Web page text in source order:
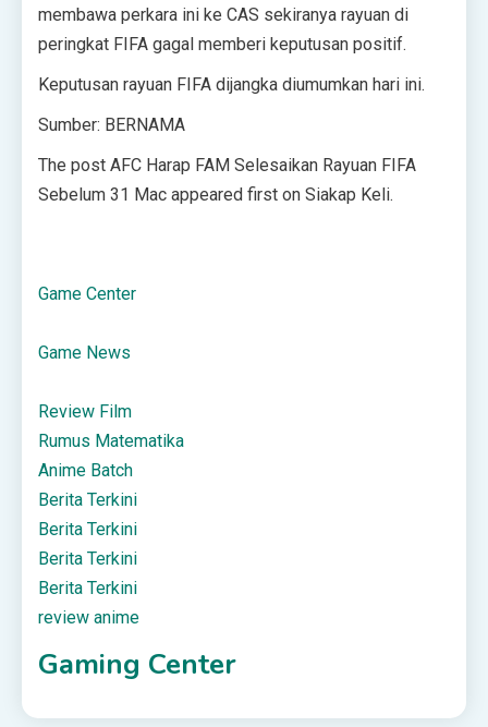
membawa perkara ini ke CAS sekiranya rayuan di
peringkat FIFA gagal memberi keputusan positif.
Keputusan rayuan FIFA dijangka diumumkan hari ini.
Sumber: BERNAMA
The post AFC Harap FAM Selesaikan Rayuan FIFA
Sebelum 31 Mac appeared first on Siakap Keli.
Game Center
Game News
Review Film
Rumus Matematika
Anime Batch
Berita Terkini
Berita Terkini
Berita Terkini
Berita Terkini
review anime
Gaming Center